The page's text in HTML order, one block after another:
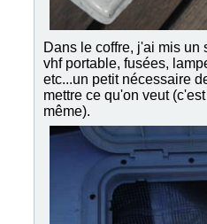
Dans le coffre, j'ai mis un
vhf portable, fusées,
etc...un petit nécessaire
mettre ce qu'on veut
même).